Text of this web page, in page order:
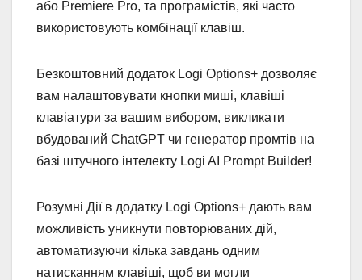
або Premiere Pro, та програмістів, які часто
використовують комбінації клавіш.
Безкоштовний додаток Logi Options+ дозволяє
вам налаштовувати кнопки миші, клавіші
клавіатури за вашим вибором, викликати
вбудований ChatGPT чи генератор промтів на
базі штучного інтелекту Logi AI Prompt Builder!
Розумні Дії в додатку Logi Options+ дають вам
можливість уникнути повторюваних дій,
автоматизуючи кілька завдань одним
натисканням клавіші, щоб ви могли